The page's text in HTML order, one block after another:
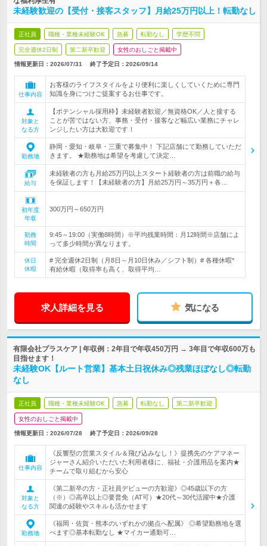
未経験歓迎の【受付・接客スタッフ】月給25万円以上！転勤なし
正社員 職種・業種未経験OK 急募 転勤なし 学歴不問
完全週休2日制 第二新卒歓迎 女性のおしごと掲載中
情報更新日：2026/07/31 終了予定日： 2026/09/14
仕事内容
お客様のライフスタイルをより便利に楽しくしていくために専門
知識を身につけご提案するお仕事です。
対象と
なる方
【ポテンシャル採用枠】未経験者歓迎／無資格OK／人と接する
ことが苦ではない方、事務・受付・接客など幅広い業務にチャレ
ンジしたい方は大歓迎です！
勤務地
静岡・愛知・岐阜・三重で募集中！ 下記店舗にて勤務していただ
きます。 ★勤務地は希望を考慮して決定…
給与
未経験者の方も月給25万円以上スタート経験者の方は前職の給与
を保証します！【未経験者の方】月給25万円～35万円＋各…
初年度
年収
300万円～650万円
勤務
時間
9:45～19:00（実働8時間）※平均残業時間：月12時間※店舗によ
って多少時間が異なります。
休日
休暇
# 完全週休2日制（月8日～月10日休み／シフト制）# 各種休暇*
有給休暇（取得率も高く、取得平均…
求人詳細を見る 気になる
有限会社プラスケア | 年収例：2年目で年収450万円 → 3年目で年収600万も
目指せます！
未経験OK【ルート営業】基本土日祝休み◎残業ほぼなし◎転勤
なし
正社員 職種・業種未経験OK 急募 転勤なし 第二新卒歓迎
女性のおしごと掲載中
情報更新日：2026/07/28 終了予定日： 2026/09/28
仕事内容
《反響型の営業スタイル＆飛び込みなし！》提携先のケアマネー
ジャーさん紹介いただいた利用者様に、福祉・介護用品を案内★
チームで取り組むから安心
対象と
なる方
《第二新卒の方・正社員デビューの方歓迎》◎45歳以下の方
（※）◎高卒以上◎要普免（AT可）★20代～30代活躍中★介護
関連の経験やスキルも活かせます
勤務地
《福岡・佐賀・熊本のいずれかの拠点へ配属》 ◎希望勤務地を選
べます◎基本転勤なし ★マイカー通勤可…